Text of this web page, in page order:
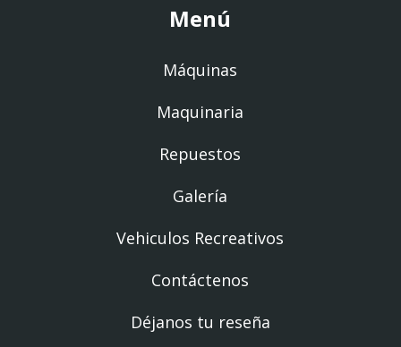
Menú
Máquinas
Maquinaria
Repuestos
Galería
Vehiculos Recreativos
Contáctenos
Déjanos tu reseña